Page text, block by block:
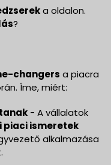
a oldalon.
?
changers a piacra
Íme, miért:
- A vállalatok
piaci ismeretek
alkalmazása